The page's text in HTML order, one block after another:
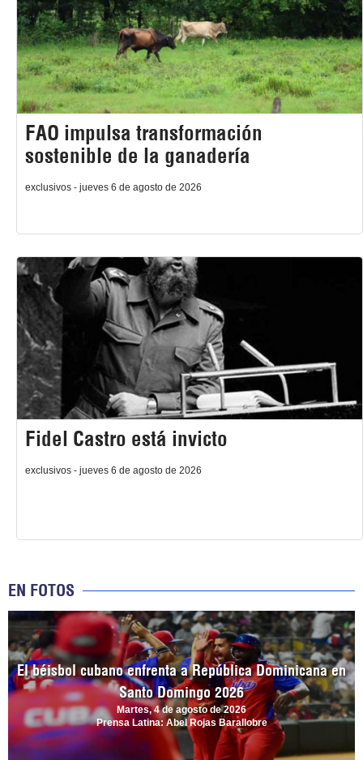
FAO impulsa transformación
sostenible de la ganadería
exclusivos - jueves 6 de agosto de 2026
Fidel Castro está invicto
exclusivos - jueves 6 de agosto de 2026
EN FOTOS
El béisbol cubano enfrenta a República Dominicana en
Santo Domingo 2026
Martes, 4 de agosto de 2026
Prensa Latina: Abel Rojas Barallobre